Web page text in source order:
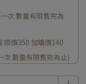
次 數量有限售完為
原價350 加購價140
次 數量有限售完為止)